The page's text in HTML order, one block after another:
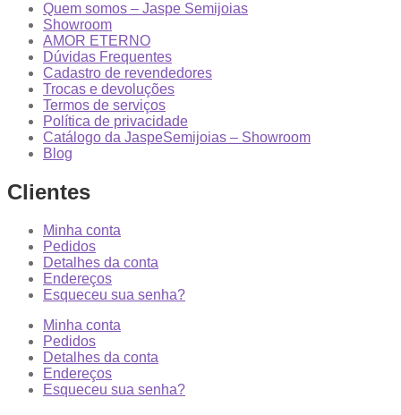
Quem somos – Jaspe Semijoias
Showroom
AMOR ETERNO
Dúvidas Frequentes
Cadastro de revendedores
Trocas e devoluções
Termos de serviços
Política de privacidade
Catálogo da JaspeSemijoias – Showroom
Blog
Clientes
Minha conta
Pedidos
Detalhes da conta
Endereços
Esqueceu sua senha?
Minha conta
Pedidos
Detalhes da conta
Endereços
Esqueceu sua senha?